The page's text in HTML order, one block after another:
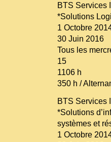
BTS Services
*Solutions
1 Octobre
30 Juin 2016
Tous les
15
1106 h
350 h /
BTS Services
*Solutions
systèmes et
1 Octobre